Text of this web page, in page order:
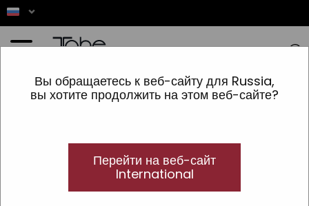
Вы обращаетесь к веб-сайту для Russia,
вы хотите продолжить на этом веб-сайте?
Перейти на веб-сайт
International
ВОЛОСЫ »Линии »Gold »Gold Peptide »α Keratin Elixir